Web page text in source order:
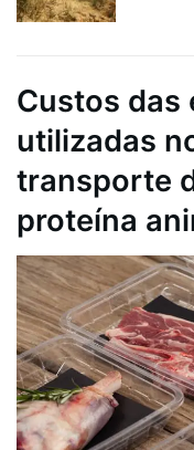
Custos das
utilizadas
transporte
proteína